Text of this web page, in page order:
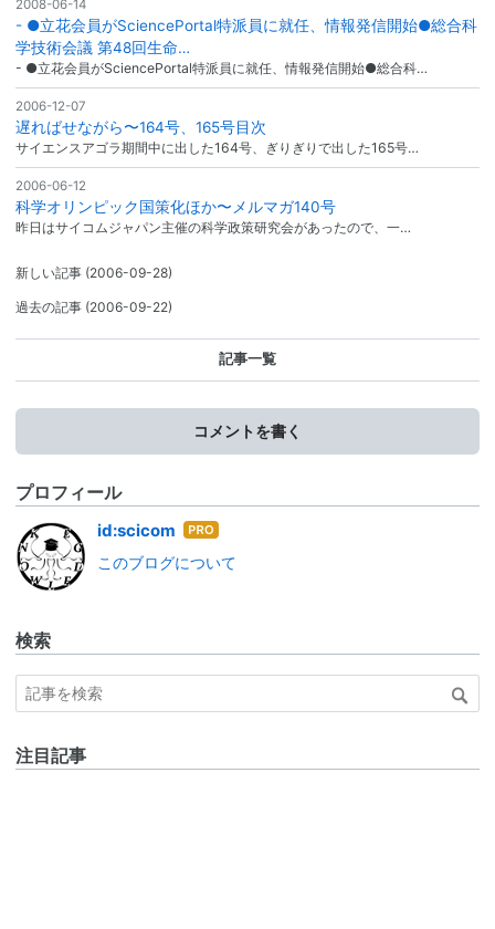
2008-06-14
- ●立花会員がSciencePortal特派員に就任、情報発信開始●総合科
学技術会議 第48回生命…
- ●立花会員がSciencePortal特派員に就任、情報発信開始●総合科…
2006-12-07
遅ればせながら〜164号、165号目次
サイエンスアゴラ期間中に出した164号、ぎりぎりで出した165号…
2006-06-12
科学オリンピック国策化ほか〜メルマガ140号
昨日はサイコムジャパン主催の科学政策研究会があったので、一…
新しい記事 (2006-09-28)
過去の記事 (2006-09-22)
記事一覧
コメントを書く
プロフィール
id:scicom はて
ログ
このブログについて
検索
注目記事